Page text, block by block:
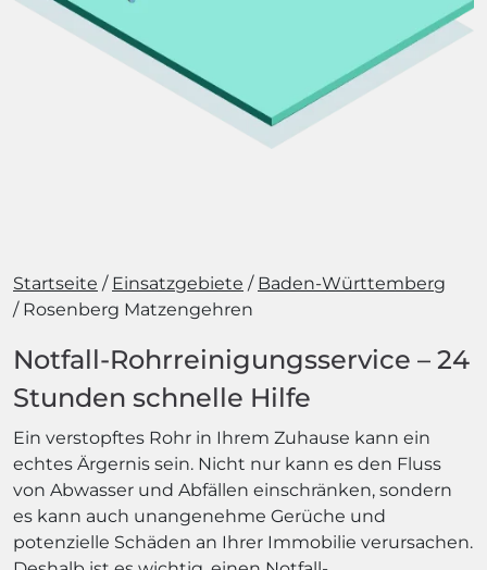
Startseite Einsatzgebiete
Baden-Württemberg
Rosenberg Matzengehren
Notfall-Rohrreinigungsservice – 24
Stunden schnelle Hilfe
Ein verstopftes Rohr in Ihrem Zuhause kann ein
echtes Ärgernis sein. Nicht nur kann es den Fluss
von Abwasser und Abfällen einschränken, sondern
es kann auch unangenehme Gerüche und
potenzielle Schäden an Ihrer Immobilie verursachen.